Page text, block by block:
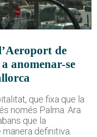
de
anomenar-se
que fixa que la
només Palma. Ara
que la
definitiva.